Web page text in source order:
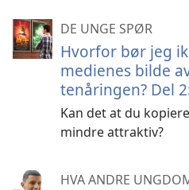
DE UNGE SPØR
Hvorfor bør jeg
medienes bilde
tenåringen? Del
Kan det at du
mindre attraktiv?
HVA ANDRE